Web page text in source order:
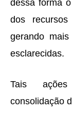
dessa forma
dos
gerando
esclarecidas.
Tais
consolidação